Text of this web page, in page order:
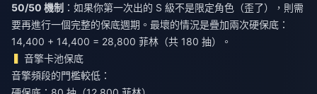
50/50 機制 ：如果你第一次出的 S 級不是限定角色（歪了），則需
要再進行一個完整的保底週期。最壞的情況是疊加兩次硬保底：
14,400 + 14,400 = 28,800 菲林（共 180 抽）。
音擎卡池保底
音擎頻段的門檻較低：